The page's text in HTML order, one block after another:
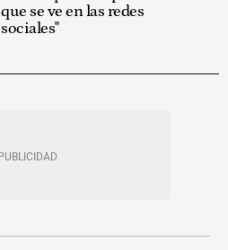
que se ve en las redes
sociales"